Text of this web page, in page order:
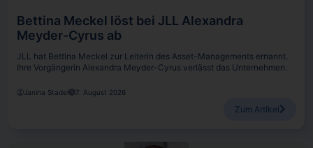
Bettina Meckel löst bei JLL Alexandra
Meyder-Cyrus ab
JLL hat Bettina Meckel zur Leiterin des Asset-Managements ernannt.
Ihre Vorgängerin Alexandra Meyder-Cyrus verlässt das Unternehmen.
Janina Stadel 7. August 2026
Zum Artikel